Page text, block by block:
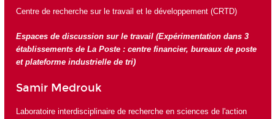
Centre de recherche sur le travail et le développement (CRTD)
Espaces de discussion sur le travail (Expérimentation dans 3
établissements de La Poste : centre financier, bureaux de poste
et plateforme industrielle de tri)
Samir Medrouk
Laboratoire interdisciplinaire de recherche en sciences de l'action